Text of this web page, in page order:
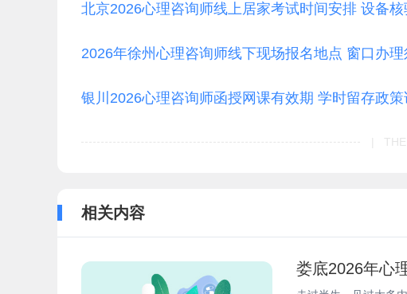
北京2026心理咨询师线上居家考试时间安排 设备
2026年徐州心理咨询师线下现场报名地点 窗口办理
银川2026心理咨询师函授网课有效期 学时留存政策
|
相关内容
娄底2026年心